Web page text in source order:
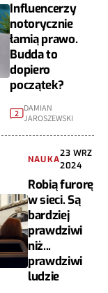
Influencerzy
notorycznie
łamią prawo.
Budda to
dopiero
początek?
2
DAMIAN
JAROSZEWSKI
NAUKA
23 WRZ
2024
Robią furorę
w sieci. Są
bardziej
prawdziwi
niż...
prawdziwi
ludzie